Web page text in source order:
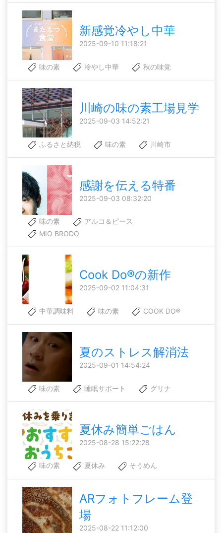
新感覚冷やし中華
2025-09-10 11:18:21
味の素 冷やし中華 秋の味覚
川崎の味の素工場見学
2025-09-03 14:52:21
ふるさと納税 味の素 川崎市
感謝を伝える特番
2025-09-03 08:32:20
味の素
アルコ＆ピース
MIO BRODO
Cook Do®の新作
2025-09-02 11:04:31
中華調味料 味の素 COOK DO®
夏のストレス解消法
2025-09-01 14:54:24
味の素 睡眠サポート グリナ
夏休み簡単ごはん
2025-08-28 15:22:28
味の素 夏休み そうめん
ARフォトフレーム登
場
2025-08-22 11:12:00